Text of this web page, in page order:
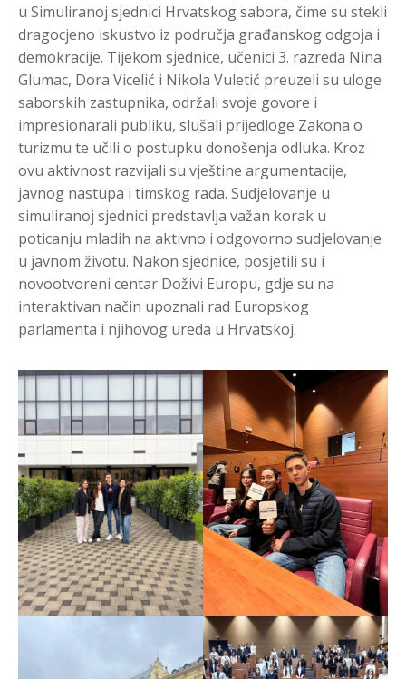
u Simuliranoj sjednici Hrvatskog sabora, čime su stekli
dragocjeno iskustvo iz područja građanskog odgoja i
demokracije. Tijekom sjednice, učenici 3. razreda Nina
Glumac, Dora Vicelić i Nikola Vuletić preuzeli su uloge
saborskih zastupnika, održali svoje govore i
impresionarali publiku, slušali prijedloge Zakona o
turizmu te učili o postupku donošenja odluka. Kroz
ovu aktivnost razvijali su vještine argumentacije,
javnog nastupa i timskog rada. Sudjelovanje u
simuliranoj sjednici predstavlja važan korak u
poticanju mladih na aktivno i odgovorno sudjelovanje
u javnom životu. Nakon sjednice, posjetili su i
novootvoreni centar Doživi Europu, gdje su na
interaktivan način upoznali rad Europskog
parlamenta i njihovog ureda u Hrvatskoj.